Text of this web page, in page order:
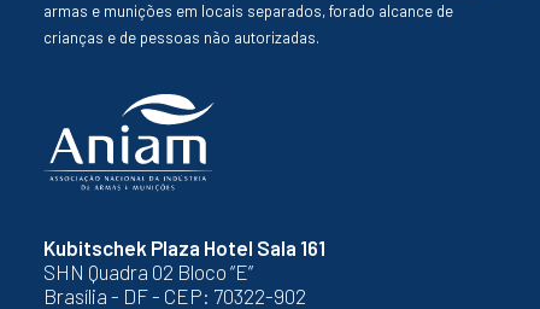
Kubitschek Plaza Hotel Sala 161
SHN Quadra 02 Bloco “E”
Brasília - DF - CEP: 70322-902
armas e munições em locais separados, forado alcance de
crianças e de pessoas não autorizadas.